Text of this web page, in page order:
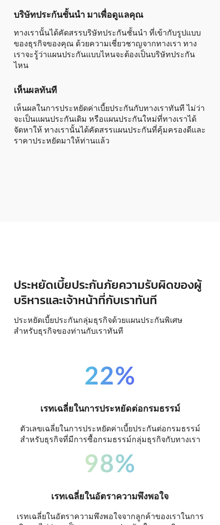
บริษัทประกันชั้นนำ มาเพื่อดูแลคุณ
ทางเรานั้นได้คัดสรรบริษัทประกันชั้นนำ ที่เข้ากับรูปแบบ
ของธุรกิจของคุณ ด้วยความเชี่ยวชาญจากทางเรา ทาง
เราจะรู้ว่าแผนประกันแบบไหนจะต้องเป็นบริษัทประกัน
ไหน
เห็นผลทันที
เห็นผลในการประหยัดค่าเบี้ยประกันกับทางเราทันที ไม่ว่า
จะเป็นแผนประกันเดิม หรือแผนประกันใหม่ที่ทางเราได้
จัดหาให้ ทางเรานั้นได้คัดสรรแผนประกันที่คุ้มครองดีและ
ราคาประหยัดมาให้ท่านแล้ว
ประหยัดเบี้ยประกันภัยความรับผิดของผู้
บริหารและเจ้าหน้าที่กับเราทันที
ประหยัดเบี้ยประกันกลุ่มธุรกิจด้วยแผนประกันพิเศษ
สำหรับธุรกิจของท่านกับเราทันที
22%
เรทเฉลี่ยในการประหยัดต่อกรมธรรม์
ตัวเลขเฉลี่ยในการประหยัดค่าเบี้ยประกันต่อกรมธรรม์
สำหรับธุรกิจที่มีการซื้อกรมธรรม์กลุ่มธุรกิจกับทางเรา
98%
เรทเฉลี่ยในอัตราความพึงพอใจ
เรทเฉลี่ยในอัตราความพึงพอใจจากลูกค้าของเราในการ